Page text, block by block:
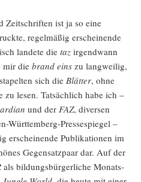
Zeit­schrif­ten ist ja so eine
regel­mä­ßig erschei­nen­de
lan­de­te die tazirgend­wann
mir die brand einszu lang­wei­lig,
sich die Blät­ter, ohne
zu lesen. Tat­säch­lich habe ich –
und der FAZ, diver­sen
Würt­tem­berg-Pres­se­spie­gel –
erschei­nen­de Publi­ka­tio­nen im
Gegen­satz­paar dar. Auf der
als bil­dungs­bür­ger­li­che Monats­